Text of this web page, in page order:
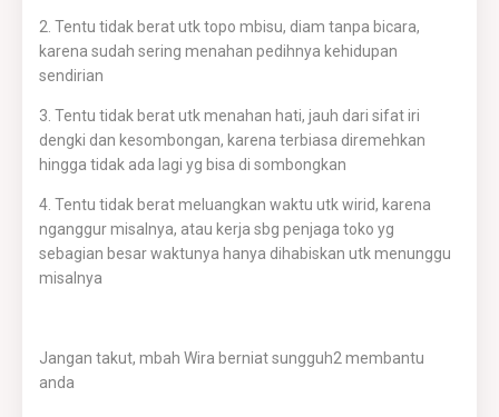
2. Tentu tidak berat utk topo mbisu, diam tanpa bicara,
karena sudah sering menahan pedihnya kehidupan
sendirian
3. Tentu tidak berat utk menahan hati, jauh dari sifat iri
dengki dan kesombongan, karena terbiasa diremehkan
hingga tidak ada lagi yg bisa di sombongkan
4. Tentu tidak berat meluangkan waktu utk wirid, karena
nganggur misalnya, atau kerja sbg penjaga toko yg
sebagian besar waktunya hanya dihabiskan utk menunggu
misalnya
Jangan takut, mbah Wira berniat sungguh2 membantu
anda